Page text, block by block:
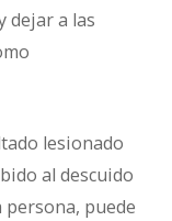
dejar a las
lesionado
al descuido
puede